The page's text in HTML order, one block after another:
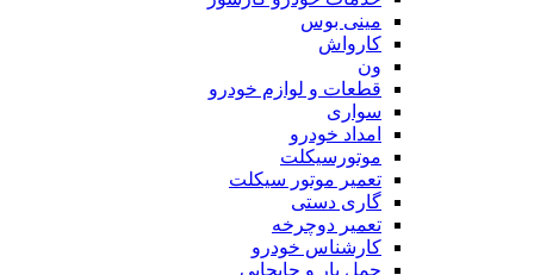
مینی بوس
کارواش
ون
قطعات و لوازم خودرو
سواری
امداد خودرو
موتورسیکلت
تعمیر موتور سیکلت
گاری دستی
تعمیر دوچرخه
کارشناس خودرو
حمل بار و جابجایی